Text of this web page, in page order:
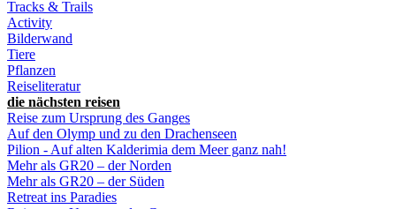
Tracks & Trails
Activity
Bilderwand
Tiere
Pflanzen
Reiseliteratur
die nächsten reisen
Reise zum Ursprung des Ganges
Auf den Olymp und zu den Drachenseen
Pilion - Auf alten Kalderimia dem Meer ganz nah!
Mehr als GR20 – der Norden
Mehr als GR20 – der Süden
Retreat ins Paradies